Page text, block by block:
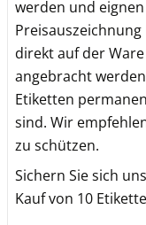
werden und
direkt auf der
angebracht
Etiketten
sind. Wir
zu schützen.
Sichern Sie sich
Kauf von 10